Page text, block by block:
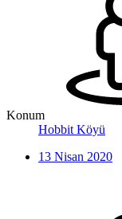
Konum
Hobbit Köyü
13 Nisan 2020